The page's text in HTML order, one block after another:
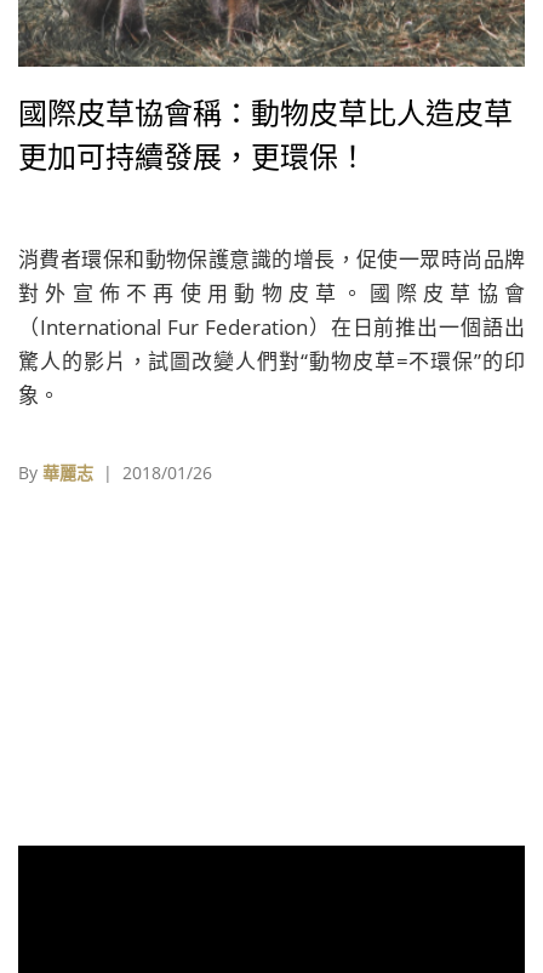
國際皮草協會稱：動物皮草比人造皮草
更加可持續發展，更環保！
消費者環保和動物保護意識的增長，促使一眾時尚品牌
對外宣佈不再使用動物皮草。國際皮草協會
（International Fur Federation）在日前推出一個語出
驚人的影片，試圖改變人們對“動物皮草=不環保”的印
象。
By 華麗志 | 2018/01/26